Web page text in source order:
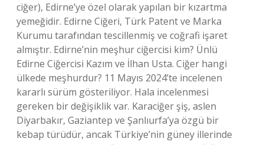
ciğer), Edirne’ye özel olarak yapılan bir kızartma
yemeğidir. Edirne Ciğeri, Türk Patent ve Marka
Kurumu tarafından tescillenmiş ve coğrafi işaret
almıştır. Edirne’nin meşhur ciğercisi kim? Ünlü
Edirne Ciğercisi Kazım ve İlhan Usta. Ciğer hangi
ülkede meşhurdur? 11 Mayıs 2024’te incelenen
kararlı sürüm gösteriliyor. Hala incelenmesi
gereken bir değişiklik var. Karaciğer şiş, aslen
Diyarbakır, Gaziantep ve Şanlıurfa’ya özgü bir
kebap türüdür, ancak Türkiye’nin güney illerinde